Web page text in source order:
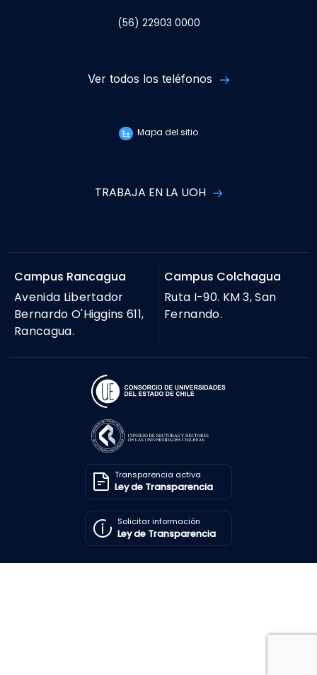
(56) 22903 0000
Ver todos los teléfonos
Mapa del sitio
TRABAJA EN LA UOH
Campus Rancagua
Avenida Libertador
Bernardo O'Higgins 611,
Rancagua.
Campus Colchagua
Ruta I-90. KM 3, San
Fernando.
Transparencia activa
Ley de Transparencia
Solicitar información
Ley de Transparencia